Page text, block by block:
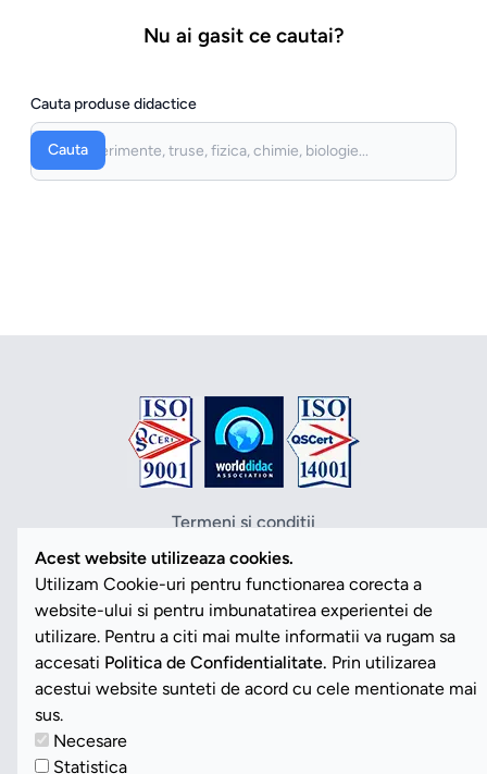
Nu ai gasit ce cautai?
Cauta produse didactice
Cauta
Termeni si conditii
Politica de confidentialitate
Politica cookies
ANPC
SOL
SAL
Vezi Cookies
Copyright ©2026 Romdidac SA. Toate drepturile rezervate
Acest website utilizeaza cookies.
Utilizam Cookie-uri pentru functionarea corecta a
website-ului si pentru imbunatatirea experientei de
utilizare. Pentru a citi mai multe informatii va rugam sa
accesati Politica de Confidentialitate. Prin utilizarea
acestui website sunteti de acord cu cele mentionate mai
sus.
Necesare
Statistica